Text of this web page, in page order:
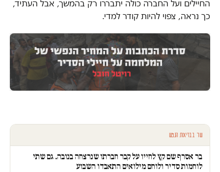
החיילים ועל החברה כולה יתבררו רק בהמשך, אבל העתיד,
כך נראה, צפוי להיות קודר למדי.
עוד בבריאות הנפש
בר אסרף שם קץ לחייו על קבר חברתו שנרצחה בנובה. גם שתי
לוחמות סדיר ולוחם מילואים התאבדו השבוע